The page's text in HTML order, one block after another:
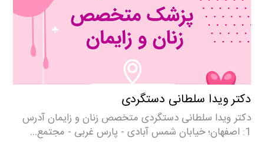
دکتر ویدا سلطانی دستگردی
دکتر ویدا سلطانی دستگردی متخصص زنان و زایمان آدرس
1: اصفهان؛ خیابان شمس آبادی - پارس غربی - مجتمع…